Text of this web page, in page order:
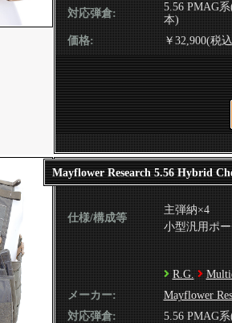
対応弾倉:
5.56 PMAG
本)
価格:
￥32,900(税
Mayflower Research 5.56 Hybrid
仕様/構成等
主弾納×4
小型汎用ポ
R.G.
メーカー:
Mayflower
対応弾倉:
5.56 PMAG